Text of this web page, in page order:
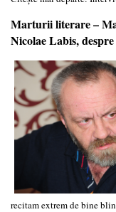
Marturii literare –
Nicolae Labis,
recitam extrem de bine